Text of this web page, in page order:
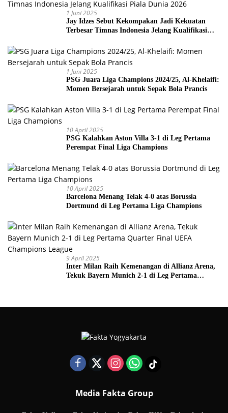
1 Juni 2025
Jay Idzes Sebut Kekompakan Jadi Kekuatan
Terbesar Timnas Indonesia Jelang Kualifikasi
1 Juni 2025
PSG Juara Liga Champions 2024/25, Al-Khelaifi:
Momen Bersejarah untuk Sepak Bola Prancis
10 April 2025
PSG Kalahkan Aston Villa 3-1 di Leg Pertama
Perempat Final Liga Champions
10 April 2025
Barcelona Menang Telak 4-0 atas Borussia
Dortmund di Leg Pertama Liga Champions
9 April 2025
Inter Milan Raih Kemenangan di Allianz Arena,
Tekuk Bayern Munich 2-1 di Leg Pertama
Media Fakta Group